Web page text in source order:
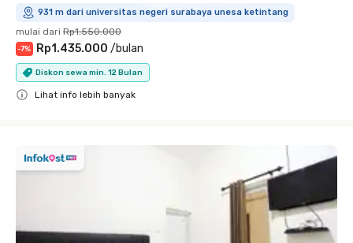
931 m dari universitas negeri surabaya unesa ketintang
mulai dari Rp1.550.000
-7% Rp1.435.000 /bulan
Diskon sewa min. 12 Bulan
Lihat info lebih banyak